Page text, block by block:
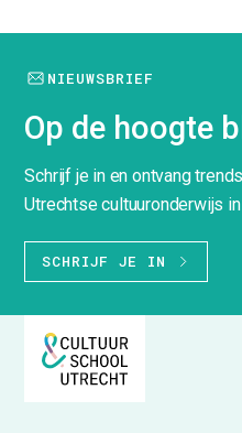
NIEUWSBRIEF
Op de hoogte
Schrijf je in en ontvang
Utrechtse cultuuronderwijs
SCHRIJF JE IN